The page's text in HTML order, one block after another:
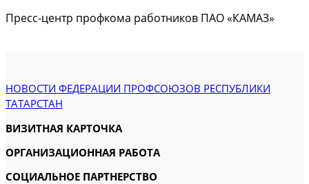
Пресс-центр профкома работников ПАО «КАМАЗ»
НОВОСТИ ФЕДЕРАЦИИ ПРОФСОЮЗОВ РЕСПУБЛИКИ
ТАТАРСТАН
ВИЗИТНАЯ КАРТОЧКА
ОРГАНИЗАЦИОННАЯ РАБОТА
СОЦИАЛЬНОЕ ПАРТНЕРСТВО